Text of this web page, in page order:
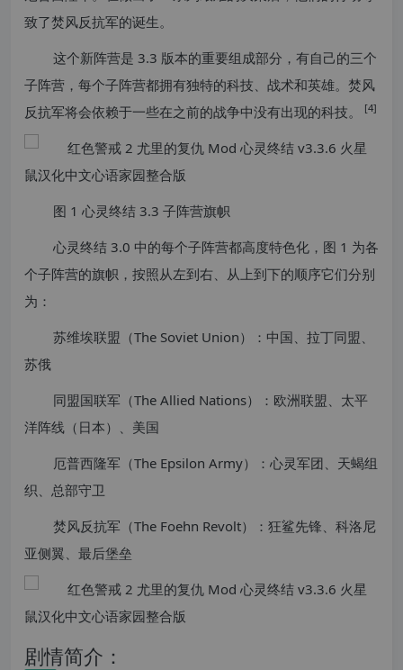
致了焚风反抗军的诞生。
这个新阵营是 3.3 版本的重要组成部分，有自己的三个
子阵营，每个子阵营都拥有独特的科技、战术和英雄。焚风
反抗军将会依赖于一些在之前的战争中没有出现的科技。
[4]
图 1 心灵终结 3.3 子阵营旗帜
心灵终结 3.0 中的每个子阵营都高度特色化，图 1 为各
个子阵营的旗帜，按照从左到右、从上到下的顺序它们分别
为：
苏维埃联盟（The Soviet Union）：中国、拉丁同盟、
苏俄
同盟国联军（The Allied Nations）：欧洲联盟、太平
洋阵线（日本）、美国
厄普西隆军（The Epsilon Army）：心灵军团、天蝎组
织、总部守卫
焚风反抗军（The Foehn Revolt）：狂鲨先锋、科洛尼
亚侧翼、最后堡垒
剧情简介：